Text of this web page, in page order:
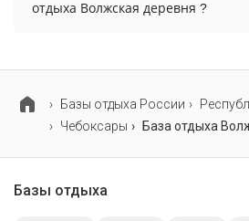
отдыха Волжская деревня ?
Базы отдыха России
Чебоксары
База отдыха
Базы отдыха